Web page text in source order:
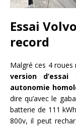
Essai
record
Malgré ces 4
version
autonomie
dire qu’avec le
batterie de 111
800v, il peut